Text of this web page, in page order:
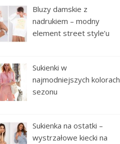
Bluzy damskie z
nadrukiem – modny
element street style’u
Sukienki w
najmodniejszych kolorach
sezonu
Sukienka na ostatki –
wystrzałowe kiecki na